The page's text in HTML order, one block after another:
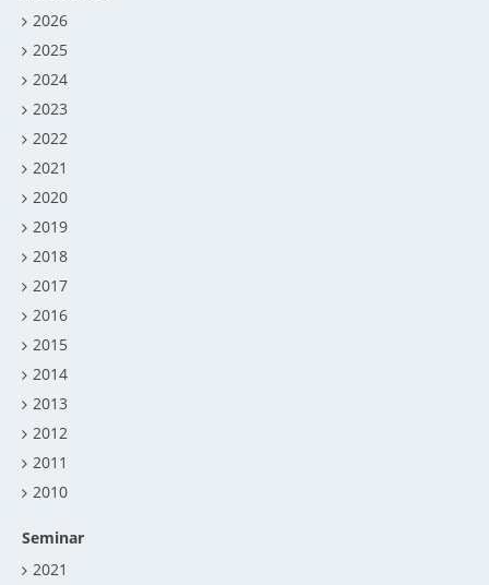
2026
2025
2024
2023
2022
2021
2020
2019
2018
2017
2016
2015
2014
2013
2012
2011
2010
Seminar
2021